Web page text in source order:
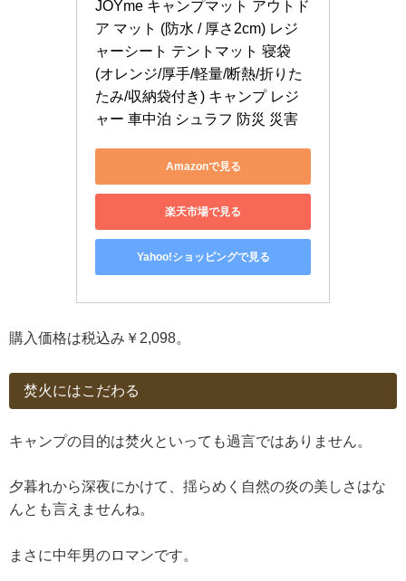
JOYme キャンプマット アウトド
ア マット (防水 / 厚さ2cm) レジ
ャーシート テントマット 寝袋
(オレンジ/厚手/軽量/断熱/折りた
たみ/収納袋付き) キャンプ レジ
ャー 車中泊 シュラフ 防災 災害
Amazonで見る
楽天市場で見る
Yahoo!ショッピングで見る
購入価格は税込み￥2,098。
焚火にはこだわる
キャンプの目的は焚火といっても過言ではありません。
夕暮れから深夜にかけて、揺らめく自然の炎の美しさはな
んとも言えませんね。
まさに中年男のロマンです。